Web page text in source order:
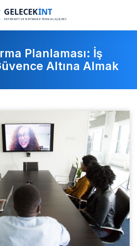
Planlaması: İş
Altına Almak